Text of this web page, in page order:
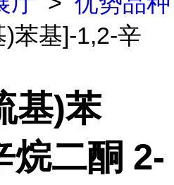
苯基]-1,2-辛
基)苯
烷二酮 2-